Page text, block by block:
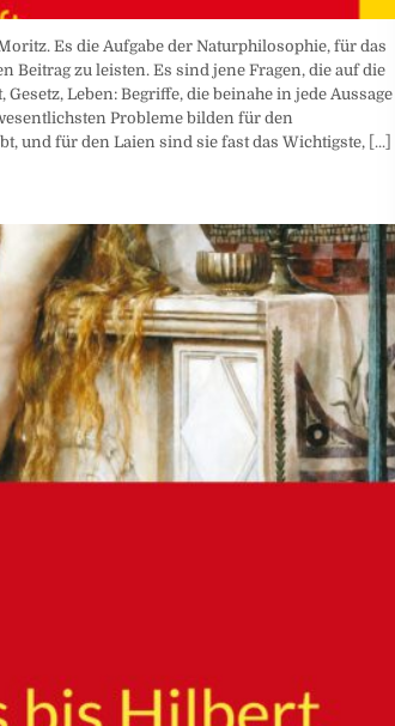
Es die Aufgabe der Naturphilosophie, für das
zu leisten. Es sind jene Fragen, die auf die
Leben: Begriffe, die beinahe in jede Aussage
Probleme bilden für den
und für den Laien sind sie fast das Wichtigste, [...]